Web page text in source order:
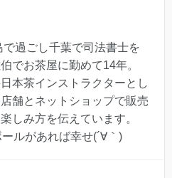
過ごし千葉で司法書士を
でお茶屋に勤めて14年。
本茶インストラクターとし
舗とネットショップで販売
しみ方を伝えています。
ルがあれば幸せ(´∀｀)